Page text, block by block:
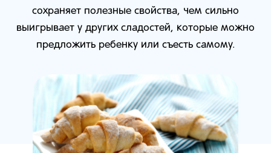
сохраняет полезные свойства, чем сильно
выигрывает у других сладостей, которые можно
предложить ребенку или съесть самому.